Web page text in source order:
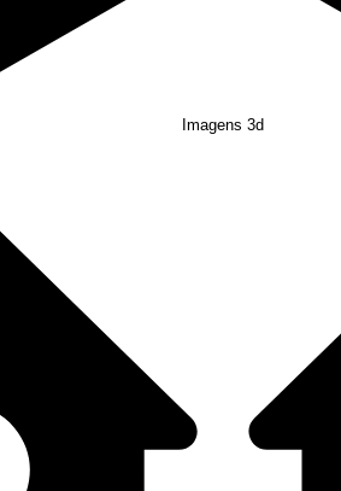
Imagens 3d